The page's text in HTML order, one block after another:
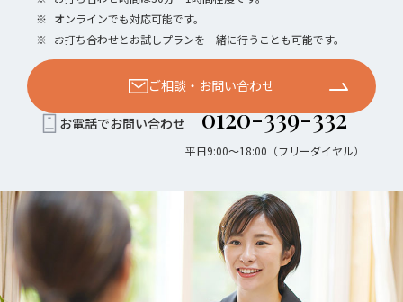
※ オンラインでも対応可能です。
※ お打ち合わせとお試しプランを一緒に行うことも可能です。
ご相談・お問い合わせ
お電話でお問い合わせ 0120-339-332
平日9:00〜18:00（フリーダイヤル）